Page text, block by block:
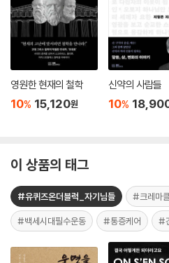
영원한 현재의 철학
10% 15,120원
신약의 사람들
10%
이 상품의 태그
#유퀴즈온더블럭_자기님들 #크레마
#백세시대필수운동 #통증케어 #